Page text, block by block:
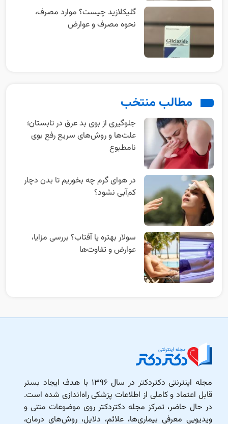
گلیکلازید چیست؟ موارد مصرف،
نحوه مصرف و عوارض
مطالب منتخب
جلوگیری از بوی بد عرق در تابستان؛
علت‌ها و روش‌های سریع رفع بوی
نامطبوع
در هوای گرم چه بخوریم تا بدن دچار
کم‌آبی نشود؟
سولار بهتره یا آفتاب؟ بررسی مزایا،
عوارض و تفاوت‌ها
مجله اینترنتی دکتردکتر در سال ۱۳۹۶ با هدف ایجاد بستر
قابل اعتماد و کاملی از اطلاعات پزشکی راه‌اندازی شده است.
در حال حاضر، تمرکز مجله دکتردکتر روی موضوعات متنی و
ویدیویی معرفی بیماری‌ها، علائم، دلایل، روش‌های درمان،